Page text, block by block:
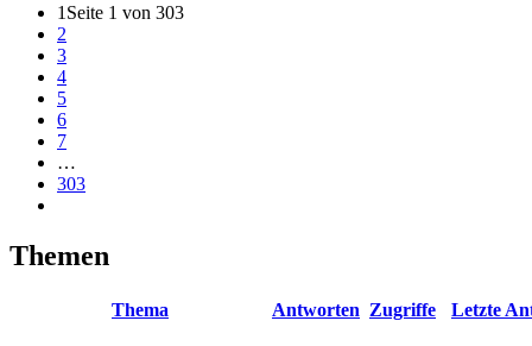
1 Seite 1 von 303
2
3
4
5
6
7
…
303
Themen
Thema Antworten Zugriffe Letzte